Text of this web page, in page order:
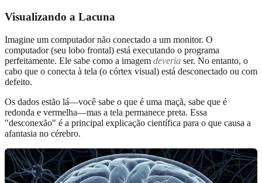
Visualizando a Lacuna
Imagine um computador não conectado a um monitor. O
computador (seu lobo frontal) está executando o programa
perfeitamente. Ele sabe como a imagem deveria ser. No entanto, o
cabo que o conecta à tela (o córtex visual) está desconectado ou com
defeito.
Os dados estão lá—você sabe o que é uma maçã, sabe que é
redonda e vermelha—mas a tela permanece preta. Essa
"desconexão" é a principal explicação científica para o que causa a
afantasia no cérebro.